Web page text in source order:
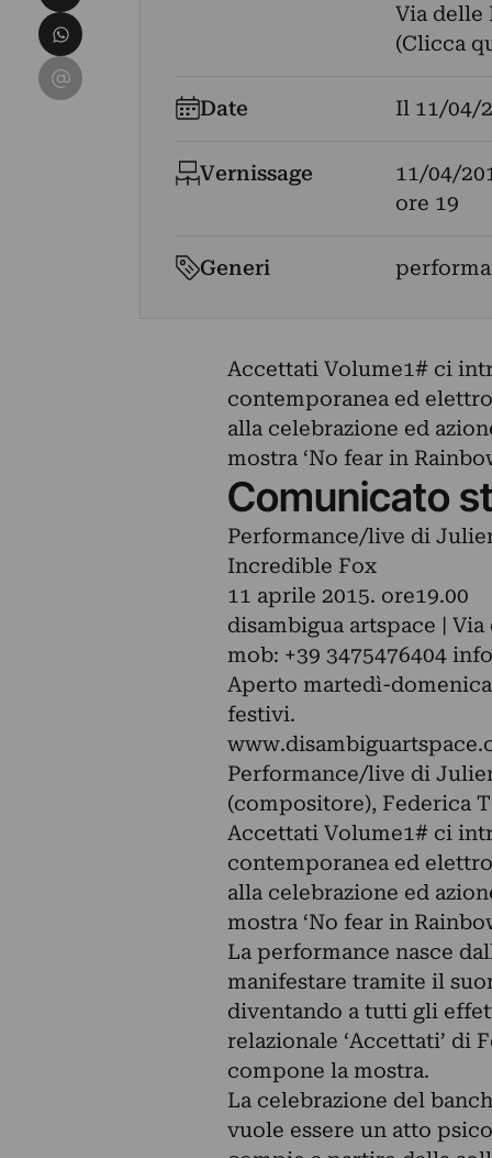
Via delle
(Clicca
Date Il 11/04/
Vernissage
11/04/
ore 19
Generi
Accettati Volume1# ci
contemporanea ed
alla celebrazione ed
mostra ‘No fear in
Comunicato
Performance/live di
Incredible Fox
11 aprile 2015. ore19.00
disambigua artspace |
mob: +39 3475476404
Aperto martedì-
festivi.
Performance/live di
(compositore), Federica
Accettati Volume1# ci
contemporanea ed
alla celebrazione ed
mostra ‘No fear in
La performance nasce
manifestare tramite il
diventando a tutti gli
relazionale ‘Accettati’ di
compone la mostra.
La celebrazione del
vuole essere un atto
Condividi su WhatsApp
Condividi su Email